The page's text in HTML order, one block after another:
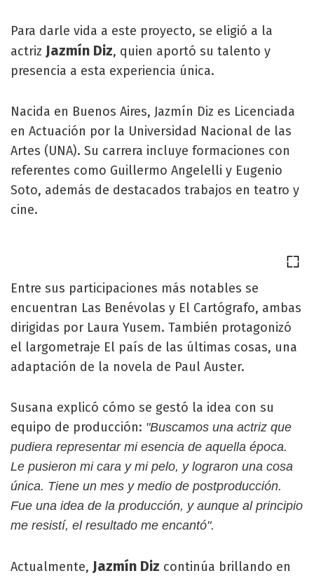
Para darle vida a este proyecto, se eligió a la
actriz Jazmín Diz, quien aportó su talento y
presencia a esta experiencia única.
Nacida en Buenos Aires, Jazmín Diz es Licenciada
en Actuación por la Universidad Nacional de las
Artes (UNA). Su carrera incluye formaciones con
referentes como Guillermo Angelelli y Eugenio
Soto, además de destacados trabajos en teatro y
cine.
Entre sus participaciones más notables se
encuentran Las Benévolas y El Cartógrafo, ambas
dirigidas por Laura Yusem. También protagonizó
el largometraje El país de las últimas cosas, una
adaptación de la novela de Paul Auster.
Susana explicó cómo se gestó la idea con su
equipo de producción: "Buscamos una actriz que
pudiera representar mi esencia de aquella época.
Le pusieron mi cara y mi pelo, y lograron una cosa
única. Tiene un mes y medio de postproducción.
Fue una idea de la producción, y aunque al principio
me resistí, el resultado me encantó".
Actualmente, Jazmín Diz continúa brillando en